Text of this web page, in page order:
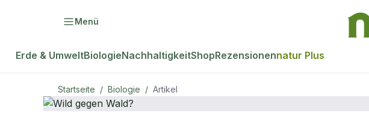
Menü
Erde & UmweltBiologieNachhaltigkeitShopRezensionennatur Plus
Startseite / Biologie / Artikel